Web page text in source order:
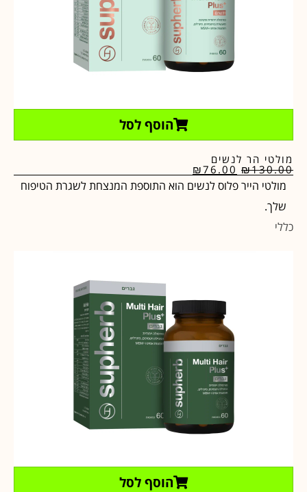
הוסף לסל
מולטי הר לנשים
₪130.00
₪76.00
מולטי הייר פלוס לנשים הוא התוספת המנצחת לשגרת הטיפוח
שלך.
כללי
הוסף לסל